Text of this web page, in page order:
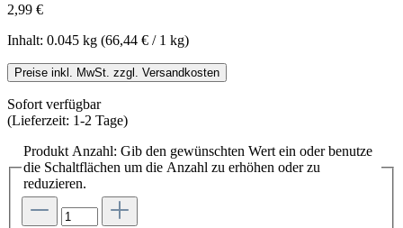
2,99 €
Inhalt: 0.045 kg (66,44 € / 1 kg)
Preise inkl. MwSt. zzgl. Versandkosten
Sofort verfügbar
(Lieferzeit: 1-2 Tage)
Produkt Anzahl: Gib den gewünschten Wert ein oder benutze
die Schaltflächen um die Anzahl zu erhöhen oder zu
reduzieren.